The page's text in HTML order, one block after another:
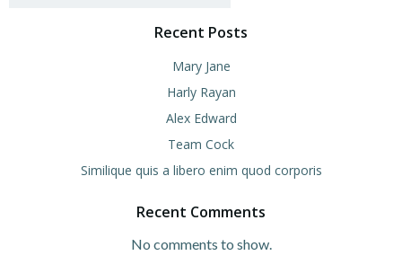
Recent Posts
Mary Jane
Harly Rayan
Alex Edward
Team Cock
Similique quis a libero enim quod corporis
Recent Comments
No comments to show.